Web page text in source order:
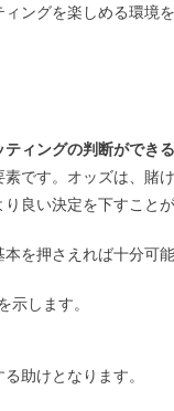
ングを楽しめる環境
ィングの判断ができる
です。オッズは、賭
良い決定を下すことが
を押さえれば十分可能
します。
助けとなります。